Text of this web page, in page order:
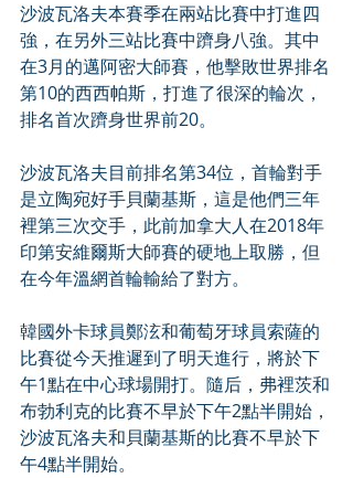
沙波瓦洛夫本賽季在兩站比賽中打進四
強，在另外三站比賽中躋身八強。其中
在3月的邁阿密大師賽，他擊敗世界排名
第10的西西帕斯，打進了很深的輪次，
排名首次躋身世界前20。
沙波瓦洛夫目前排名第34位，首輪對手
是立陶宛好手貝蘭基斯，這是他們三年
裡第三次交手，此前加拿大人在2018年
印第安維爾斯大師賽的硬地上取勝，但
在今年溫網首輪輸給了對方。
韓國外卡球員鄭泫和葡萄牙球員索薩的
比賽從今天推遲到了明天進行，將於下
午1點在中心球場開打。隨后，弗裡茨和
布勃利克的比賽不早於下午2點半開始，
沙波瓦洛夫和貝蘭基斯的比賽不早於下
午4點半開始。